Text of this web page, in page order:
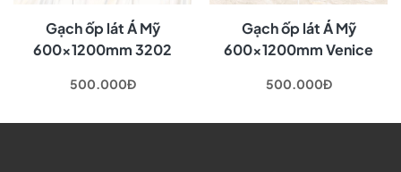
Gạch ốp lát Á Mỹ
600x1200mm 3202
500.000Đ
Gạch ốp lát Á Mỹ
600x1200mm Venice
500.000Đ